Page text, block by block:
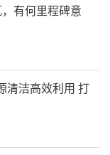
有何里程碑意
清洁高效利用 打